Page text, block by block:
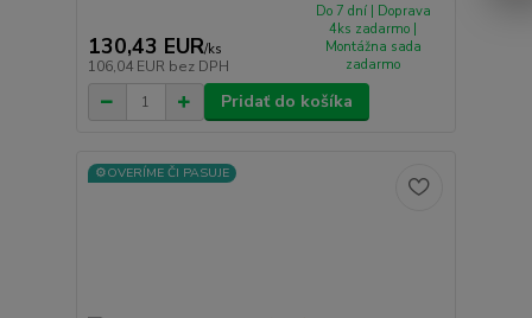
130,43 EUR/ks
106,04 EUR bez DPH
Do 7 dní | Doprava
4ks zadarmo |
Montážna sada
zadarmo
Pridať do košíka
⚙️OVERÍME ČI PASUJE